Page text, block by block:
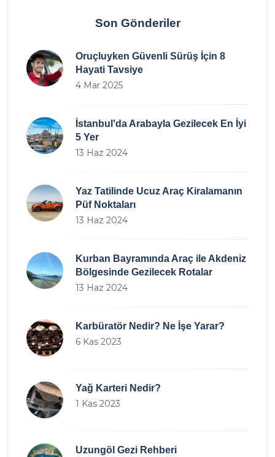
Son Gönderiler
Oruçluyken Güvenli Sürüş İçin 8
Hayati Tavsiye
4 Mar 2025
İstanbul'da Arabayla Gezilecek En İyi
5 Yer
13 Haz 2024
Yaz Tatilinde Ucuz Araç Kiralamanın
Püf Noktaları
13 Haz 2024
Kurban Bayramında Araç ile Akdeniz
Bölgesinde Gezilecek Rotalar
13 Haz 2024
Karbüratör Nedir? Ne İşe Yarar?
6 Kas 2023
Yağ Karteri Nedir?
1 Kas 2023
Uzungöl Gezi Rehberi